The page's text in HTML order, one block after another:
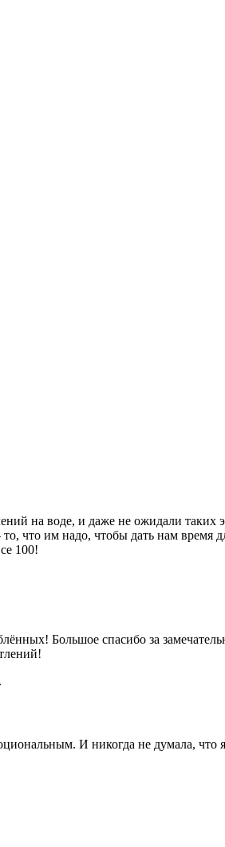
на воде, и даже не ожидали
что им надо, чтобы дать нам время
100!
Большое спасибо за
И никогда не думала, что